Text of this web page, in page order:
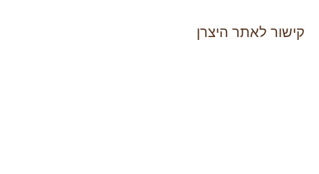
קישור לאתר היצרן